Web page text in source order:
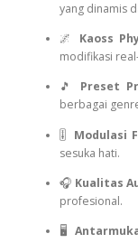
yang dinamis
🌌 Kaoss
modifikasi
🎵 Preset
berbagai
🎚️ Modulasi
sesuka hati.
🎧 Kualitas
profesional.
🖥️